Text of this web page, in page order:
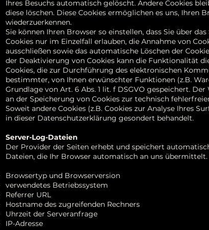
Ihres Besuchs automatisch gelöscht. Andere Cookies
diese löschen. Diese Cookies ermöglichen es uns, Ihren
wiederzuerkennen.
Sie können Ihren Browser so einstellen, dass Sie über
Cookies nur im Einzelfall erlauben, die Annahme von
ausschließen sowie das automatische Löschen der
der Deaktivierung von Cookies kann die Funktionalität
Cookies, die zur Durchführung des elektronischen
bestimmter, von Ihnen erwünschter Funktionen (z.B.
Grundlage von Art. 6 Abs. 1 lit. f DSGVO gespeichert.
an der Speicherung von Cookies zur technisch
Soweit andere Cookies (z.B. Cookies zur Analyse Ihres
in dieser Datenschutzerklärung gesondert behandelt.
Server-Log-Dateien
Der Provider der Seiten erhebt und speichert
Dateien, die Ihr Browser automatisch an uns übermittelt.
Browsertyp und Browserversion
verwendetes Betriebssystem
Referrer URL
Hostname des zugreifenden Rechners
Uhrzeit der Serveranfrage
IP-Adresse